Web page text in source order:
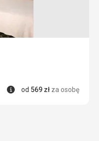
Informacje
od 569 zł za osobę